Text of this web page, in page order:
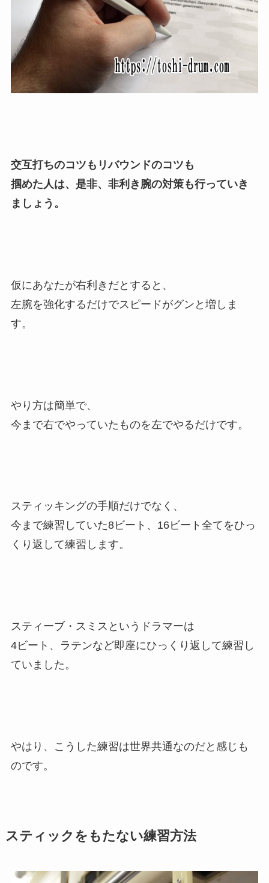
交互打ちのコツもリバウンドのコツも
掴めた人は、是非、非利き腕の対策も行っていき
ましょう。
仮にあなたが右利きだとすると、
左腕を強化するだけでスピードがグンと増しま
す。
やり方は簡単で、
今まで右でやっていたものを左でやるだけです。
スティッキングの手順だけでなく、
今まで練習していた8ビート、16ビート全てをひっ
くり返して練習します。
スティーブ・スミスというドラマーは
4ビート、ラテンなど即座にひっくり返して練習し
ていました。
やはり、こうした練習は世界共通なのだと感じも
のです。
スティックをもたない練習方法